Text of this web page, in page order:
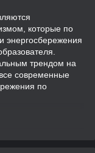
которые по
энергосбережения
трендом на
современные
по